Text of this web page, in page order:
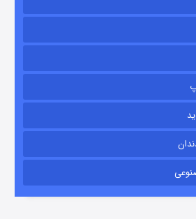
شوگر فصل ۲